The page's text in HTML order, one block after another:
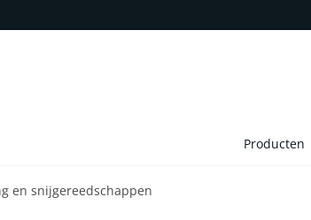
Producten
en snijgereedschappen